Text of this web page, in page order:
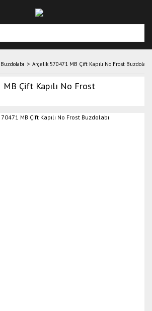
Buzdolabı Arçelik 570471 MB Çift Kapılı No Frost Buzdolabı
Çift Kapılı No Frost